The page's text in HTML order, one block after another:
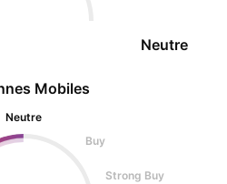
Neutre
Mobiles
Neutre
Buy
Strong Buy